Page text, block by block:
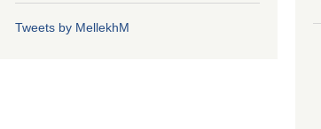
Tweets by MellekhM